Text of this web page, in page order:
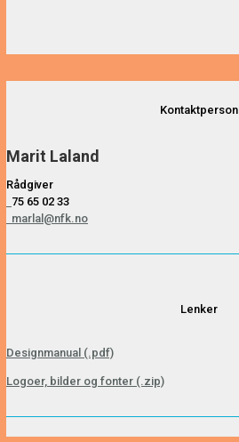
Kontaktperson
Marit Laland
Rådgiver
75 65 02 33
marlal@nfk.no
Lenker
Designmanual (.pdf)
Logoer, bilder og fonter (.zip)